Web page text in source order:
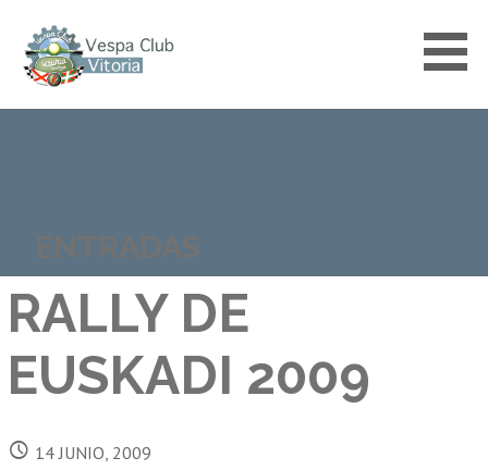
contenido
RALLY DE
EUSKADI 2009
14 JUNIO, 2009